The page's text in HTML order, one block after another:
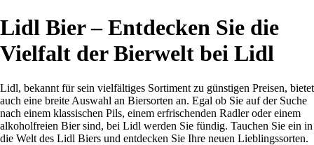
Lidl Bier – Entdecken Sie die
Vielfalt der Bierwelt bei Lidl
Lidl, bekannt für sein vielfältiges Sortiment zu günstigen Preisen, bietet
auch eine breite Auswahl an Biersorten an. Egal ob Sie auf der Suche
nach einem klassischen Pils, einem erfrischenden Radler oder einem
alkoholfreien Bier sind, bei Lidl werden Sie fündig. Tauchen Sie ein in
die Welt des Lidl Biers und entdecken Sie Ihre neuen Lieblingssorten.